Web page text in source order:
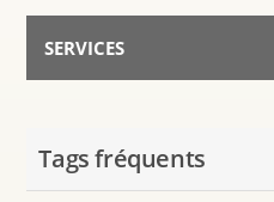
SERVICES
Parler avec l’Assistant
Tags fréquents